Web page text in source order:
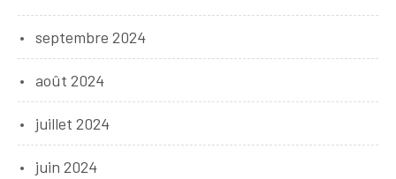
septembre 2024
août 2024
juillet 2024
juin 2024